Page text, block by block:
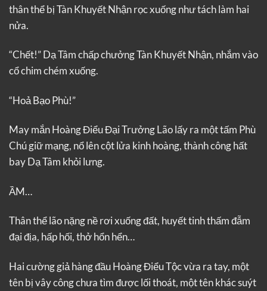
thân thể bị Tàn Khuyết Nhận rọc xuống như tách làm hai
nửa.
“Chết!” Dạ Tâm chấp chưởng Tàn Khuyết Nhận, nhắm vào
cổ chim chém xuống.
“Hoả Bạo Phù!”
May mắn Hoàng Điểu Đại Trưởng Lão lấy ra một tấm Phù
Chú giữ mạng, nổ lên cột lửa kinh hoàng, thành công hất
bay Dạ Tâm khỏi lưng.
ẦM…
Thân thể lão nặng nề rơi xuống đất, huyết tinh thấm đẫm
đại địa, hấp hối, thở hổn hển…
Hai cường giả hàng đầu Hoàng Điểu Tộc vừa ra tay, một
tên bị vây công chưa tìm được lối thoát, một tên khác suýt